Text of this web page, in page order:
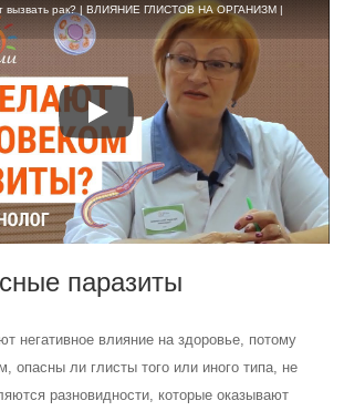
вызвать рак? | ВЛИЯНИЕ ГЛИСТОВ НА ОРГАНИЗМ |
паразиты
негативное влияние на здоровье, потому
опасны ли глисты того или иного типа, не
разновидности, которые оказывают